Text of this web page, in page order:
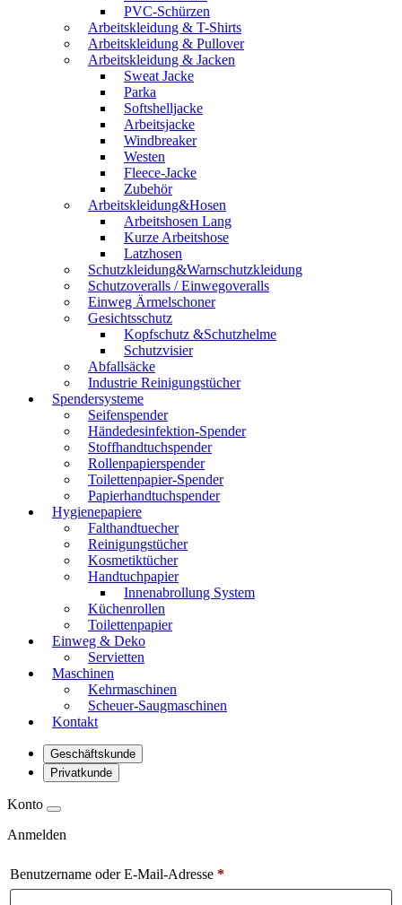
PVC-Schürzen
Arbeitskleidung & T-Shirts
Arbeitskleidung & Pullover
Arbeitskleidung & Jacken
Sweat Jacke
Parka
Softshelljacke
Arbeitsjacke
Windbreaker
Westen
Fleece-Jacke
Zubehör
Arbeitskleidung&Hosen
Arbeitshosen Lang
Kurze Arbeitshose
Latzhosen
Schutzkleidung&Warnschutzkleidung
Schutzoveralls / Einwegoveralls
Einweg Ärmelschoner
Gesichtsschutz
Kopfschutz &Schutzhelme
Schutzvisier
Abfallsäcke
Industrie Reinigungstücher
Spendersysteme
Seifenspender
Händedesinfektion-Spender
Stoffhandtuchspender
Rollenpapierspender
Toilettenpapier-Spender
Papierhandtuchspender
Hygienepapiere
Falthandtuecher
Reinigungstücher
Kosmetiktücher
Handtuchpapier
Innenabrollung System
Küchenrollen
Toilettenpapier
Einweg & Deko
Servietten
Maschinen
Kehrmaschinen
Scheuer-Saugmaschinen
Kontakt
Geschäftskunde
Privatkunde
Konto
Anmelden
Benutzername oder E-Mail-Adresse *